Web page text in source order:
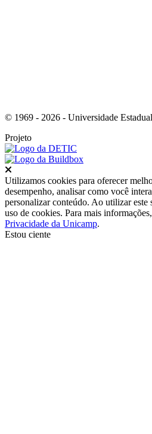
© 1969 - 2026 - Universidade
Projeto
Utilizamos cookies para oferecer
desempenho, analisar como você
personalizar conteúdo. Ao utilizar este
uso de cookies. Para mais
Privacidade da Unicamp.
Estou ciente